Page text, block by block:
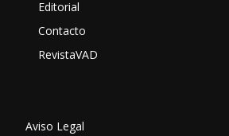
Editorial
Contacto
RevistaVAD
Aviso Legal